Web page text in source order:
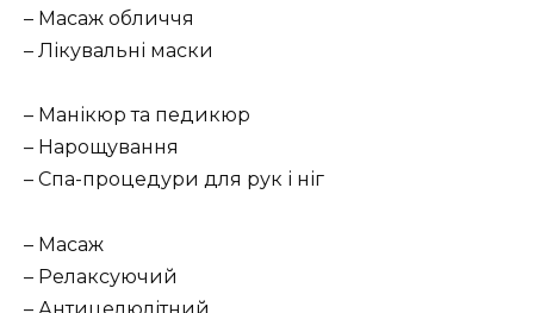
– Масаж обличчя
– Лікувальні маски
– Манікюр та педикюр
– Нарощування
– Спа-процедури для рук і ніг
– Масаж
– Релаксуючий
– Антицелюлітний